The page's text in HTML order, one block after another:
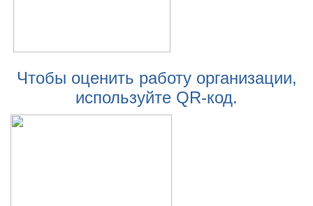
Чтобы оценить работу организации,
используйте QR-код.